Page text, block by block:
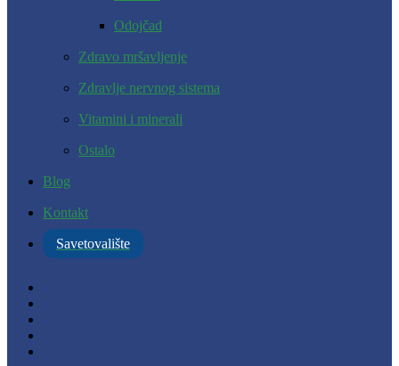
Odojčad
Zdravo mršavljenje
Zdravlje nervnog sistema
Vitamini i minerali
Ostalo
Blog
Kontakt
Savetovalište